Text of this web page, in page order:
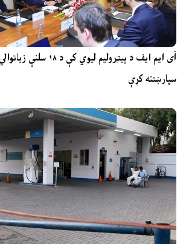
آی ایم ایف د پیټرولیم لیوي
سپارښتنه کړې